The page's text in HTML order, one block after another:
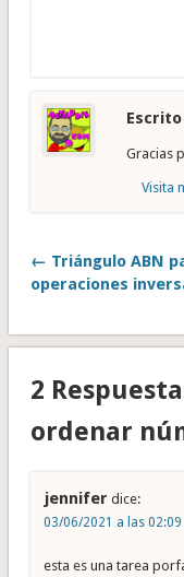
Gracias
Visita
← Triángulo ABN
operaciones
2
ordenar
jennifer dice:
03/06/2021 a las 02:09
esta es una tarea